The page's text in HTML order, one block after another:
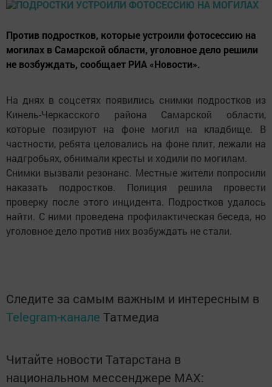
Против подростков, которые устроили фотосессию на
могилах в Самарской области, уголовное дело решили
не возбуждать, сообщает РИА «Новости».
На днях в соцсетях появились снимки подростков из
Кинель-Черкасского района Самарской области,
которые позируют на фоне могил на кладбище. В
частности, ребята целовались на фоне плит, лежали на
надгробьях, обнимали кресты и ходили по могилам.
Снимки вызвали резонанс. Местные жители попросили
наказать подростков. Полиция решила провести
проверку после этого инцидента. Подростков удалось
найти. С ними проведена профилактическая беседа, но
уголовное дело против них возбуждать не стали.
Следите за самым важным и интересным в
Telegram-канале Татмедиа
Читайте новости Татарстана в
национальном мессенджере MАХ: